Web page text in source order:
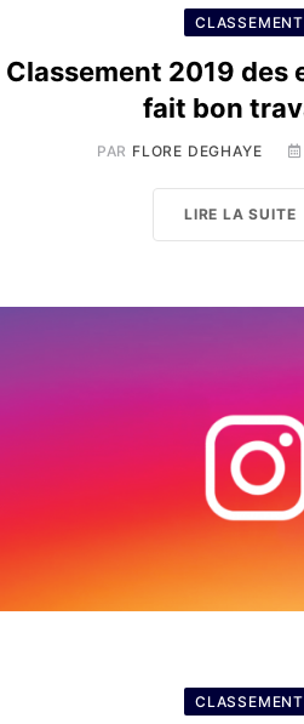
Classement 2019 des
fait bon
PAR FLORE DEGHAYE
LIRE LA SUITE